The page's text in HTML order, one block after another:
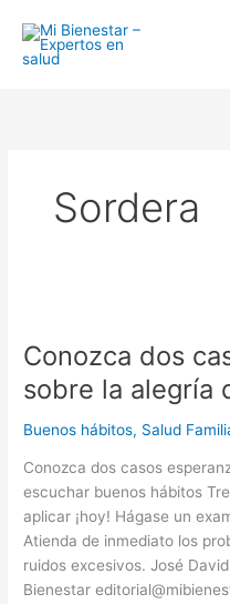
contenido
Sordera
Conozca dos
sobre la alegría
Buenos hábitos, Salud
Conozca dos casos
escuchar buenos hábitos
aplicar ¡hoy! Hágase un
Atienda de inmediato los
ruidos excesivos. José
Bienestar
casos
esperanzadores
sobre
la
de
poder
escuchar